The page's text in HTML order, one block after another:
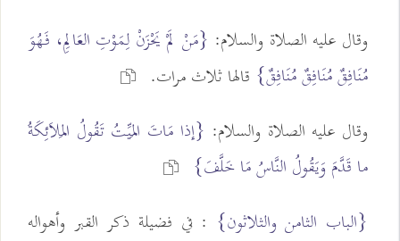
وقال عليه الصلاة والسلام: {مَنْ لَمْ يَحْزَنْ لِمَوْتِ العَالِمِ، فَهُوَ
مُنَافِقٌ مُنَافِقٌ مُنَافِقٌ} قالها ثلاث مرات.
وقال عليه الصلاة والسلام: {إذا مَاتَ المَيِّتُ تَقُولُ المَلاَئِكَةُ
ما قَدَّمَ وَيَقُولُ النَّاسُ مَا خَلَّفَ}
{الباب الثامن والثلاثون} : في فضيلة ذكر القبر وأهواله